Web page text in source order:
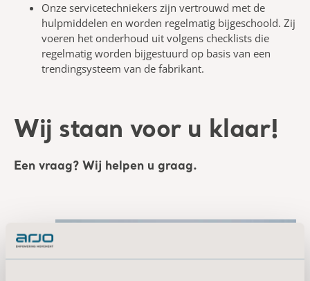
Onze servicetechniekers zijn vertrouwd met de
hulpmiddelen en worden regelmatig bijgeschoold. Zij
voeren het onderhoud uit volgens checklists die
regelmatig worden bijgestuurd op basis van een
trendingsysteem van de fabrikant.
Wij staan voor u klaar!
Een vraag? Wij helpen u graag.